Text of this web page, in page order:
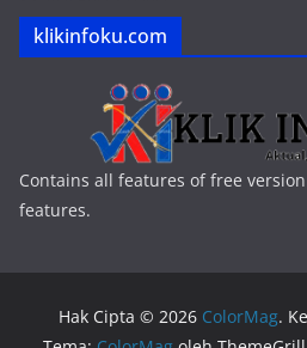
klikinfoku.com
Contains all features of free
features.
Hak Cipta © 2026 ColorMag.